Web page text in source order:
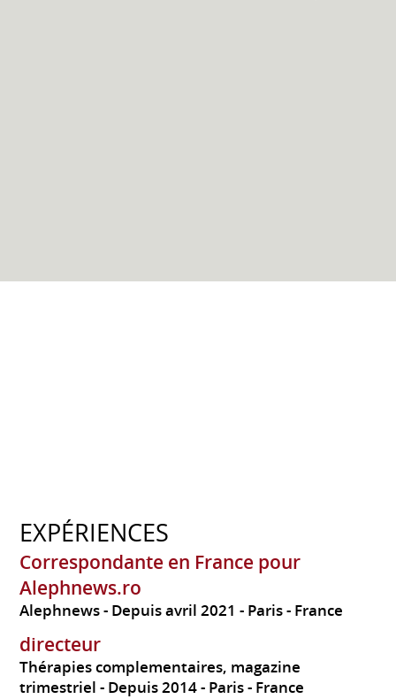
EXPÉRIENCES
Correspondante en France pour
Alephnews.ro
Alephnews Depuis avril 2021 Paris France
directeur
Thérapies complementaires, magazine
trimestriel
Depuis 2014 Paris France